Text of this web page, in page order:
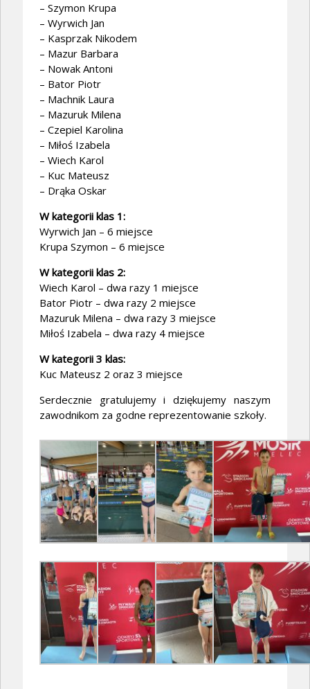
– Szymon Krupa
– Wyrwich Jan
– Kasprzak Nikodem
– Mazur Barbara
– Nowak Antoni
– Bator Piotr
– Machnik Laura
– Mazuruk Milena
– Czepiel Karolina
– Miłoś Izabela
– Wiech Karol
– Kuc Mateusz
– Drąka Oskar
W kategorii klas 1:
Wyrwich Jan – 6 miejsce
Krupa Szymon – 6 miejsce
W kategorii klas 2:
Wiech Karol – dwa razy 1 miejsce
Bator Piotr – dwa razy 2 miejsce
Mazuruk Milena – dwa razy 3 miejsce
Miłoś Izabela – dwa razy 4 miejsce
W kategorii 3 klas:
Kuc Mateusz 2 oraz 3 miejsce
Serdecznie gratulujemy i dziękujemy naszym
zawodnikom za godne reprezentowanie szkoły.